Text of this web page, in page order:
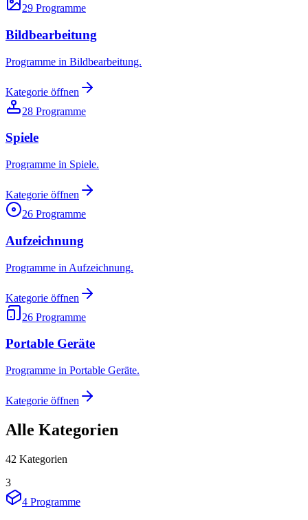
29 Programme
Bildbearbeitung
Programme in Bildbearbeitung.
Kategorie öffnen
28 Programme
Spiele
Programme in Spiele.
Kategorie öffnen
26 Programme
Aufzeichnung
Programme in Aufzeichnung.
Kategorie öffnen
26 Programme
Portable Geräte
Programme in Portable Geräte.
Kategorie öffnen
Alle Kategorien
42 Kategorien
3
4 Programme